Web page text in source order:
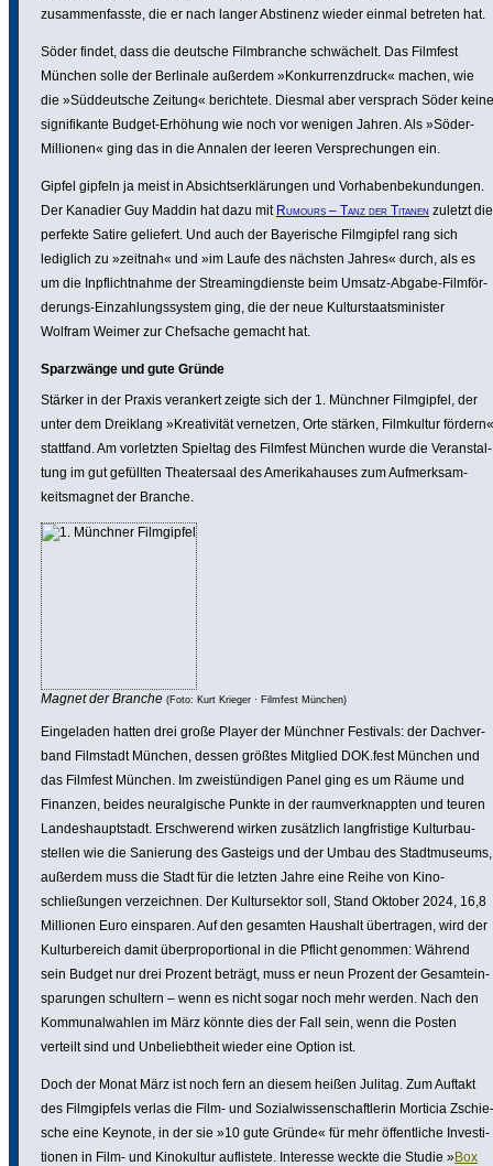
zusam­men­fasste, die er nach langer Abstinenz wieder einmal betreten hat.
Söder findet, dass die deutsche Film­branche schwächelt. Das Filmfest
München solle der Berlinale außerdem »Konkur­renz­druck« machen, wie
die »Süddeut­sche Zeitung« berich­tete. Diesmal aber versprach Söder keine
signi­fi­kante Budget-Erhöhung wie noch vor wenigen Jahren. Als »Söder-
Millionen« ging das in die Annalen der leeren Verspre­chungen ein.
Gipfel gipfeln ja meist in Absichts­er­klärungen und Vorha­ben­be­kun­dungen.
Der Kanadier Guy Maddin hat dazu mit Rumours – Tanz der Titanen zuletzt die
perfekte Satire geliefert. Und auch der Baye­ri­sche Film­gipfel rang sich
lediglich zu »zeitnah« und »im Laufe des nächsten Jahres« durch, als es
um die Inpflicht­nahme der Strea­ming­dienste beim Umsatz-Abgabe-Film­för­
de­rungs-Einzah­lungs­system ging, die der neue Kultur­staats­mi­nister
Wolfram Weimer zur Chefsache gemacht hat.
Spar­zwänge und gute Gründe
Stärker in der Praxis verankert zeigte sich der 1. Münchner Film­gipfel, der
unter dem Dreiklang »Krea­ti­vität vernetzen, Orte stärken, Film­kultur fördern«
stattfand. Am vorletzten Spieltag des Filmfest München wurde die Veran­stal­
tung im gut gefüllten Thea­ter­saal des Ameri­ka­hauses zum Aufmerk­sam­
keits­ma­gnet der Branche.
Magnet der Branche (Foto: Kurt Krieger · Filmfest München)
Einge­laden hatten drei große Player der Münchner Festivals: der Dach­ver­
band Filmstadt München, dessen größtes Mitglied DOK.fest München und
das Filmfest München. Im zweis­tün­digen Panel ging es um Räume und
Finanzen, beides neur­al­gi­sche Punkte in der raum­ver­knappten und teuren
Landes­haupt­stadt. Erschwe­rend wirken zusätz­lich lang­fris­tige Kultur­bau­
stellen wie die Sanierung des Gasteigs und der Umbau des Stadt­mu­seums,
außerdem muss die Stadt für die letzten Jahre eine Reihe von Kino­
schließungen verzeichnen. Der Kultur­sektor soll, Stand Oktober 2024, 16,8
Millionen Euro einsparen. Auf den gesamten Haushalt über­tragen, wird der
Kultur­be­reich damit über­pro­por­tional in die Pflicht genommen: Während
sein Budget nur drei Prozent beträgt, muss er neun Prozent der Gesamt­ein­
spa­rungen schultern – wenn es nicht sogar noch mehr werden. Nach den
Kommu­nal­wahlen im März könnte dies der Fall sein, wenn die Posten
verteilt sind und Unbe­liebt­heit wieder eine Option ist.
Doch der Monat März ist noch fern an diesem heißen Julitag. Zum Auftakt
des Film­gip­fels verlas die Film- und Sozi­al­wis­sen­schaft­lerin Morticia Zschie­
sche eine Keynote, in der sie »10 gute Gründe« für mehr öffent­liche Inves­ti­
tionen in Film- und Kino­kultur auflis­tete. Interesse weckte die Studie »Box